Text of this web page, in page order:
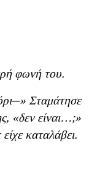
φωνή του.
Σταμάτησε
«δεν είναι…;»
καταλάβει.